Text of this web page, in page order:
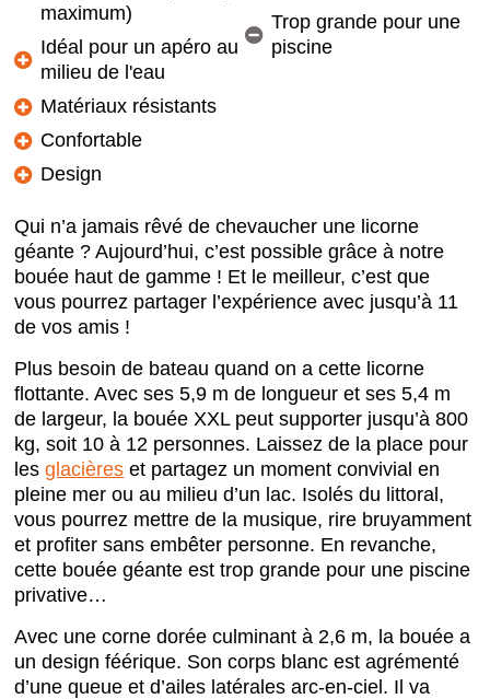
maximum)
Idéal pour un apéro au
milieu de l'eau
Matériaux résistants
Confortable
Design
Trop grande pour une
piscine
Qui n’a jamais rêvé de chevaucher une licorne
géante ? Aujourd’hui, c’est possible grâce à notre
bouée haut de gamme ! Et le meilleur, c’est que
vous pourrez partager l’expérience avec jusqu’à 11
de vos amis !
Plus besoin de bateau quand on a cette licorne
flottante. Avec ses 5,9 m de longueur et ses 5,4 m
de largeur, la bouée XXL peut supporter jusqu’à 800
kg, soit 10 à 12 personnes. Laissez de la place pour
lesglacières et partagez un moment convivial en
pleine mer ou au milieu d’un lac. Isolés du littoral,
vous pourrez mettre de la musique, rire bruyamment
et profiter sans embêter personne. En revanche,
cette bouée géante est trop grande pour une piscine
privative…
Avec une corne dorée culminant à 2,6 m, la bouée a
un design féérique. Son corps blanc est agrémenté
d’une queue et d’ailes latérales arc-en-ciel. Il va